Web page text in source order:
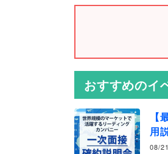
おすすめのイ
用
08/